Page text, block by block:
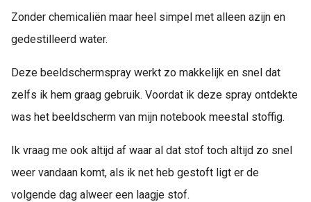
Zonder chemicaliën maar heel simpel met alleen azijn en
gedestilleerd water.
Deze beeldschermspray werkt zo makkelijk en snel dat
zelfs ik hem graag gebruik. Voordat ik deze spray ontdekte
was het beeldscherm van mijn notebook meestal stoffig.
Ik vraag me ook altijd af waar al dat stof toch altijd zo snel
weer vandaan komt, als ik net heb gestoft ligt er de
volgende dag alweer een laagje stof.